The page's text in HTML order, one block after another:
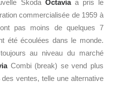
Skoda Octaviaa pris le
commercialisée de 1959 à
pas moins de quelques 7
été écoulées dans le monde.
au niveau du marché
Combi (break) se vend plus
ventes, telle une alternative